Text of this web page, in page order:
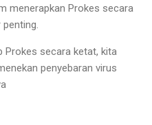
menerapkan Prokes secara
Prokes secara ketat, kita
penyebaran virus